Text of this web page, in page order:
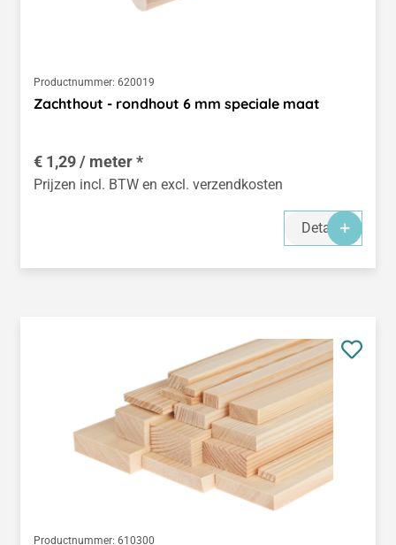
Productnummer: 620019
Zachthout - rondhout 6 mm speciale maat
€ 1,29 / meter *
Prijzen incl. BTW en excl. verzendkosten
Details
Productnummer: 610300